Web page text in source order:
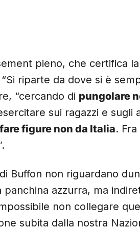
pieno, che certifica
riparte da dove si è
“cercando di pungolare
sui ragazzi e
figure non da Italia.
Buffon non riguardano
panchina azzurra, ma
non collegare
subita dalla nostra